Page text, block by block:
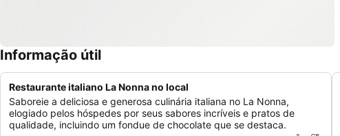
Informação útil
Restaurante italiano La Nonna no local
Saboreie a deliciosa e generosa culinária italiana no La Nonna,
elogiado pelos hóspedes por seus sabores incríveis e pratos de
qualidade, incluindo um fondue de chocolate que se destaca.